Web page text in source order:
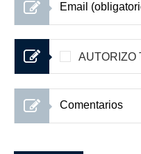
AUTORIZO